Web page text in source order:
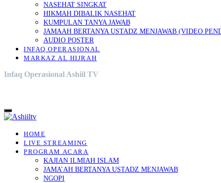
NASEHAT SINGKAT
HIKMAH DIBALIK NASEHAT
KUMPULAN TANYA JAWAB
JAMAAH BERTANYA USTADZ MENJAWAB (VIDEO
AUDIO POSTER
INFAQ OPERASIONAL
MARKAZ AL HIJRAH
Infaq Operasional Ashiil TV
HOME
LIVE STREAMING
PROGRAM ACARA
KAJIAN ILMIAH ISLAM
JAMA’AH BERTANYA USTADZ MENJAWAB
NGOPI